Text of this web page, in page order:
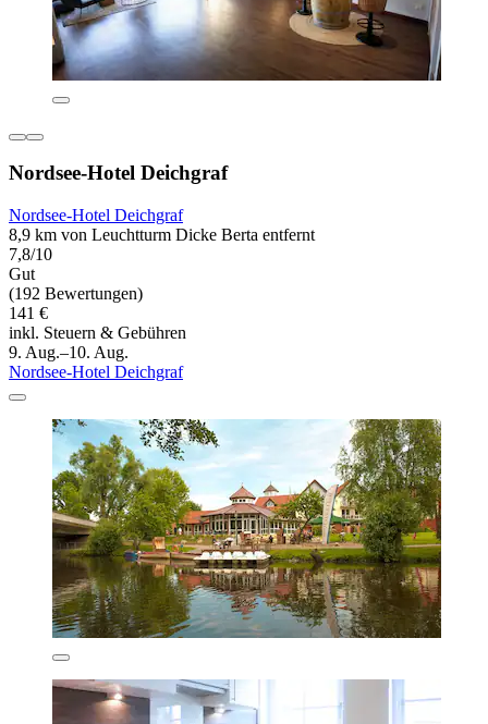
Nordsee-Hotel Deichgraf
Nordsee-Hotel Deichgraf
8,9 km von Leuchtturm Dicke Berta entfernt
7,8/10
Gut
(192 Bewertungen)
141 €
inkl. Steuern & Gebühren
9. Aug.–10. Aug.
Nordsee-Hotel Deichgraf